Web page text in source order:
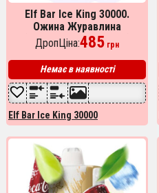
Elf Bar Ice King 30000.
Ожина Журавлина
(Blackberry Cranberry)
ДропЦіна:485 грн
Немає в наявності
Elf Bar Ice King 30000